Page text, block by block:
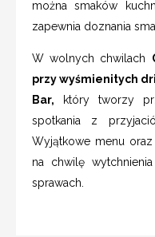
można smaków
zapewnia doznania
W wolnych chwilach
przy wyśmienitych
Bar, który tworzy
spotkania z
Wyjątkowe menu
na chwilę
sprawach.